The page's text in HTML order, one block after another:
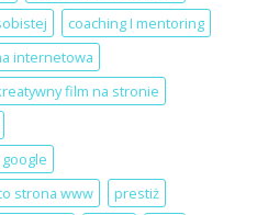
coaching I mentoring
internetowa
film na stronie
strona www
prestiż